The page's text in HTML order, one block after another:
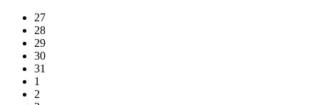
27
28
29
30
31
1
2